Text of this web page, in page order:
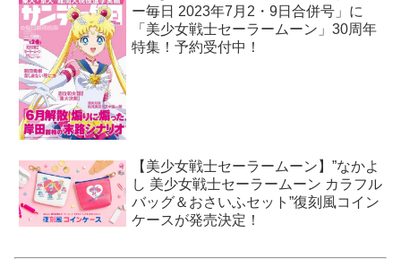
ー毎日 2023年7月2・9日合併号」に
「美少女戦士セーラームーン」30周年
特集！予約受付中！
【美少女戦士セーラームーン】”なかよ
し 美少女戦士セーラームーン カラフル
バッグ＆おさいふセット”復刻風コイン
ケースが発売決定！